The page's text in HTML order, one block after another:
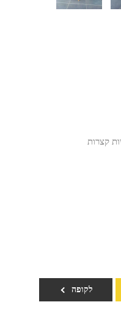
קצרות
לקופה